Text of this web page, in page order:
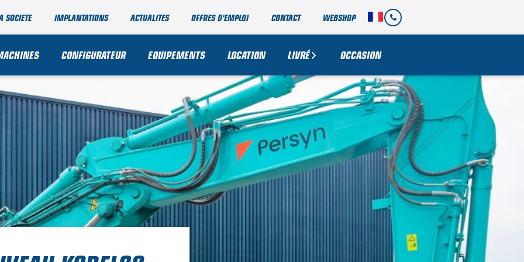
SOCIETE IMPLANTATIONS ACTUALITES OFFRES D'EMPLOI CONTACT WEBSHOP
CONFIGURATEUR EQUIPEMENTS LOCATION LIVRÉ OCCASION